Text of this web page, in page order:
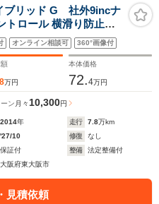
ブリッド G 社外9incナ
トロール 横滑り防止装
ルーフレール プッシュ
オンライン相談可 360°画像付
8万円
本体価格
72.4万円
ン 月々10,300円
2014年 走行 7.8万km
'27/10 修復
なし
保証付 整備
法定整備付
大阪府東大阪市
見積依頼